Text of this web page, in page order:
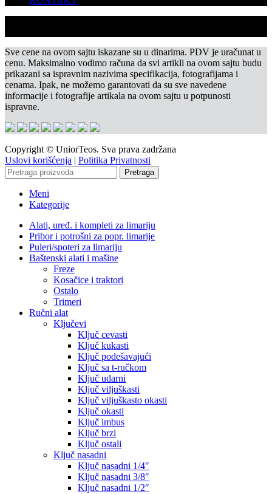
Sve cene na ovom sajtu iskazane su u dinarima. PDV je uračunat u
cenu. Maksimalno vodimo računa da svi artikli na ovom sajtu budu
prikazani sa ispravnim nazivima specifikacija, fotografijama i
cenama. Ipak, ne možemo garantovati da su sve navedene
informacije i fotografije artikala na ovom sajtu u potpunosti
ispravne.
Copyright © UniorTeos. Sva prava zadržana
Uslovi korišćenja | Politika Privatnosti
Pretraga
Meni
Kategorije
Alati, uređ. i kompleti za limariju
Pribor i potrošni za popr. limarije
Puleri/spoteri za limariju
Baštenski alati i mašine
Freze
Kosačice i traktori
Ostalo
Trimeri
Ručni alat
Ključevi
Ključ cevasti
Ključ kukasti
Ključ podešavajući
Ključ sa t-ručkom
Ključ udarni
Ključ viljuškasti
Ključ viljuškasto okasti
Ključ okasti
Ključ imbus
Ključ brzi
Ključ ostali
Ključ nasadni
Ključ nasadni 1/4″
Ključ nasadni 3/8″
Ključ nasadni 1/2″